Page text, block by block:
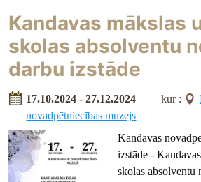
Kandavas mākslas
skolas absolventu
darbu izstāde
17.10.2024 - 27.12.2024 kur :
novadpētniecības muzejs
Kandavas
izstāde -
skolas absolventu